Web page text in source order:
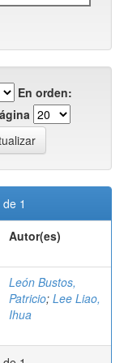
En orden:
1
Autor(es)
León Bustos,
Patricio; Lee Liao,
Ihua